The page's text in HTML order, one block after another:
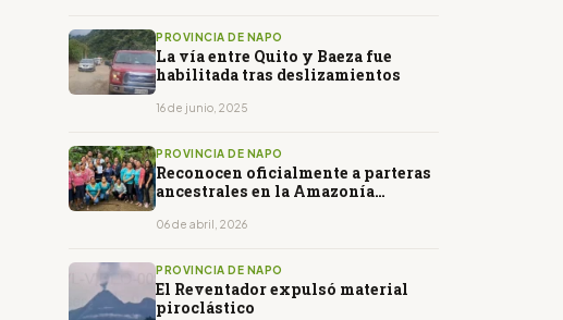
PROVINCIA DE NAPO
La vía entre Quito y Baeza fue
habilitada tras deslizamientos
16 de junio, 2025
PROVINCIA DE NAPO
Reconocen oficialmente a parteras
ancestrales en la Amazonía
06 de abril, 2026
PROVINCIA DE NAPO
El Reventador expulsó material
piroclástico